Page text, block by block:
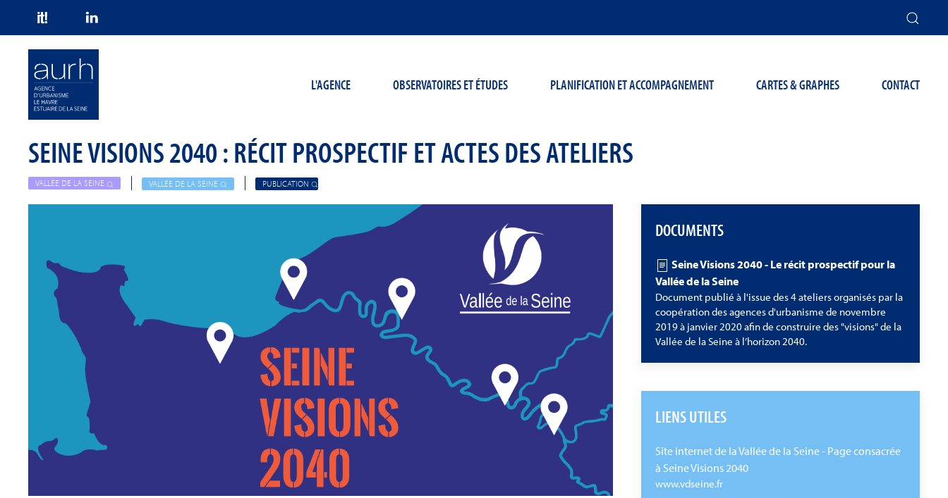
L'AGENCE OBSERVATOIRES ET ÉTUDES PLANIFICATION ET ACCOMPAGNEMENT CARTES & GRAPHES CONTACT
SEINE VISIONS 2040 : RÉCIT PROSPECTIF ET ACTES DES ATELIERS
VALLÉE DE LA SEINE VALLÉE DE LA SEINE PUBLICATION
DOCUMENTS
Seine Visions 2040 - Le récit prospectif pour la
Vallée de la Seine
Document publié à l'issue des 4 ateliers organisés par la
coopération des agences d'urbanisme de novembre
2019 à janvier 2020 afin de construire des "visions" de la
Vallée de la Seine à l’horizon 2040.
LIENS UTILES
Site internet de la Vallée de la Seine - Page consacrée
à Seine Visions 2040
www.vdseine.fr